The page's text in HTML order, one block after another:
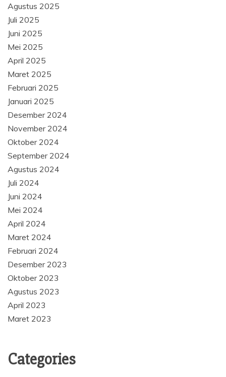
Agustus 2025
Juli 2025
Juni 2025
Mei 2025
April 2025
Maret 2025
Februari 2025
Januari 2025
Desember 2024
November 2024
Oktober 2024
September 2024
Agustus 2024
Juli 2024
Juni 2024
Mei 2024
April 2024
Maret 2024
Februari 2024
Desember 2023
Oktober 2023
Agustus 2023
April 2023
Maret 2023
Categories